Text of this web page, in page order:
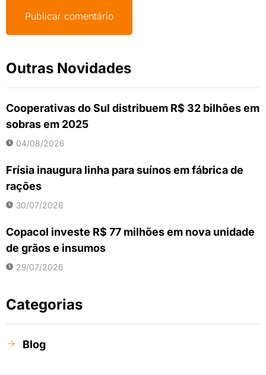
Outras Novidades
Cooperativas do Sul distribuem R$ 32 bilhões em
sobras em 2025
04/08/2026
Frísia inaugura linha para suínos em fábrica de
rações
30/07/2026
Copacol investe R$ 77 milhões em nova unidade
de grãos e insumos
29/07/2026
Categorias
Blog